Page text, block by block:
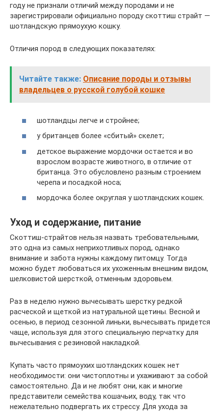
году не признали отличий между породами и не
зарегистрировали официально породу скоттиш страйт —
шотландскую прямоухую кошку.
Отличия пород в следующих показателях:
Читайте также: Описание породы и отзывы
владельцев о русской голубой кошке
шотландцы легче и стройнее;
у британцев более «сбитый» скелет;
детское выражение мордочки остается и во
взрослом возрасте животного, в отличие от
британца. Это обусловлено разным строением
черепа и посадкой носа;
мордочка более округлая у шотландских кошек.
Уход и содержание, питание
Скоттиш-страйтов нельзя назвать требовательными,
это одна из самых неприхотливых пород, однако
внимание и забота нужны каждому питомцу. Тогда
можно будет любоваться их ухоженным внешним видом,
шелковистой шерсткой, отменным здоровьем.
Раз в неделю нужно вычесывать шерстку редкой
расческой и щеткой из натуральной щетины. Весной и
осенью, в период сезонной линьки, вычесывать придется
чаще, используя для этого специальную перчатку для
вычесывания с резиновой накладкой.
Купать часто прямоухих шотландских кошек нет
необходимости: они чистоплотны и ухаживают за собой
самостоятельно. Да и не любят они, как и многие
представители семейства кошачьих, воду, так что
нежелательно подвергать их стрессу. Для ухода за